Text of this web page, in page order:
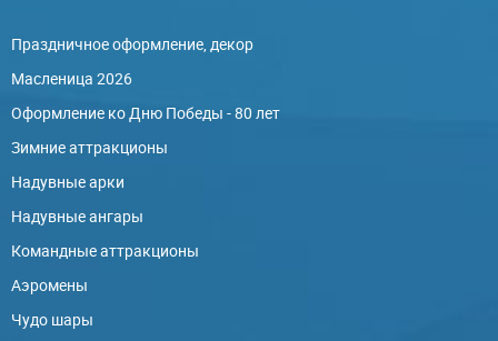
Праздничное оформление, декор
Масленица 2026
Оформление ко Дню Победы - 80 лет
Зимние аттракционы
Надувные арки
Надувные ангары
Командные аттракционы
Аэромены
Чудо шары